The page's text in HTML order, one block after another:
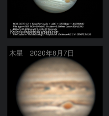
Ken.Nakayama
木星 2020年8月7日